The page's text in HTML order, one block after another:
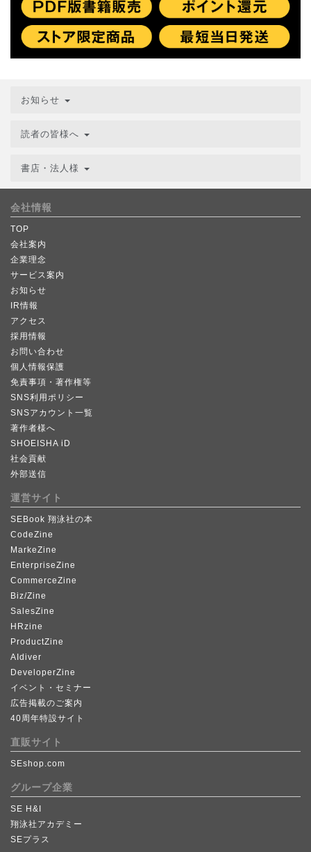
お知らせ
読者の皆様へ
書店・法人様
会社情報
TOP
会社案内
企業理念
サービス案内
お知らせ
IR情報
アクセス
採用情報
お問い合わせ
個人情報保護
免責事項・著作権等
SNS利用ポリシー
SNSアカウント一覧
著作者様へ
SHOEISHA iD
社会貢献
外部送信
運営サイト
SEBook 翔泳社の本
CodeZine
MarkeZine
EnterpriseZine
CommerceZine
Biz/Zine
SalesZine
HRzine
ProductZine
AIdiver
DeveloperZine
イベント・セミナー
広告掲載のご案内
40周年特設サイト
直販サイト
SEshop.com
グループ企業
SE H&I
翔泳社アカデミー
SEプラス